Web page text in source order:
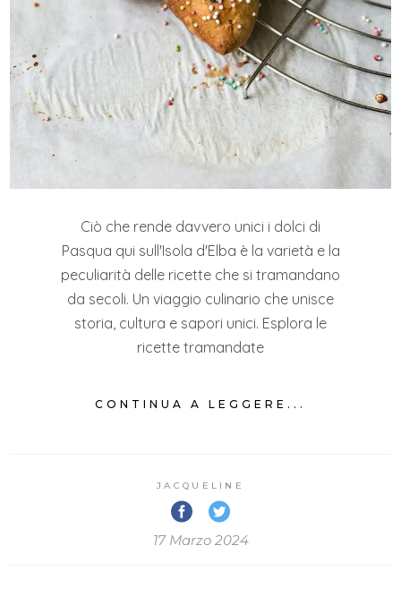
Ciò che rende davvero unici i dolci di
Pasqua qui sull'Isola d'Elba è la varietà e la
peculiarità delle ricette che si tramandano
da secoli. Un viaggio culinario che unisce
storia, cultura e sapori unici. Esplora le
ricette tramandate
CONTINUA A LEGGERE...
JACQUELINE
17 Marzo 2024